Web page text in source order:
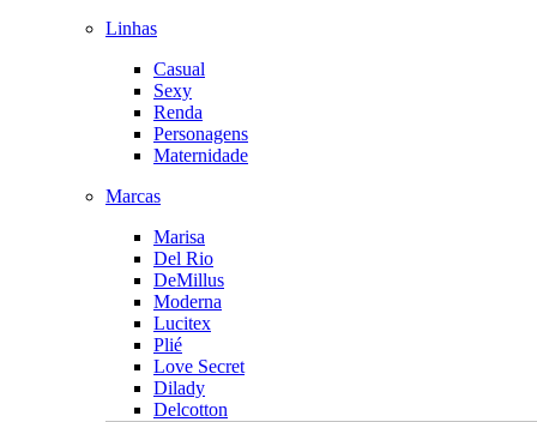
Linhas
Casual
Sexy
Renda
Personagens
Maternidade
Marcas
Marisa
Del Rio
DeMillus
Moderna
Lucitex
Plié
Love Secret
Dilady
Delcotton